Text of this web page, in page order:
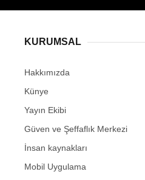
KURUMSAL
Hakkımızda
Künye
Yayın Ekibi
Güven ve Şeffaflık Merkezi
İnsan kaynakları
Mobil Uygulama